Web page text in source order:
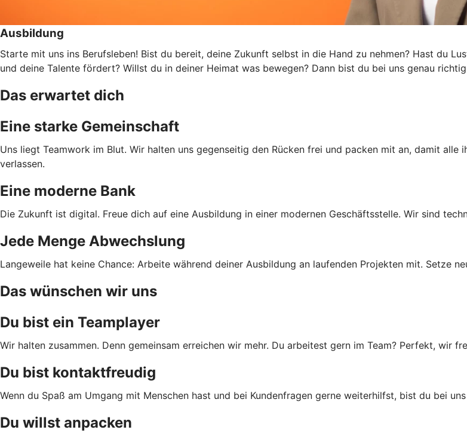
Ausbildung
Starte mit uns ins Berufsleben! Bist du bereit, deine Zukunft selbst in die Hand zu nehmen? Hast du
und deine Talente fördert? Willst du in deiner Heimat was bewegen? Dann bist du bei uns genau
Das erwartet dich
Eine starke Gemeinschaft
Uns liegt Teamwork im Blut. Wir halten uns gegenseitig den Rücken frei und packen mit an, damit
verlassen.
Eine moderne Bank
Die Zukunft ist digital. Freue dich auf eine Ausbildung in einer modernen Geschäftsstelle. Wir sind
Jede Menge Abwechslung
Langeweile hat keine Chance: Arbeite während deiner Ausbildung an laufenden Projekten mit. Setze
Das wünschen wir uns
Du bist ein Teamplayer
Wir halten zusammen. Denn gemeinsam erreichen wir mehr. Du arbeitest gern im Team? Perfekt, wir
Du bist kontaktfreudig
Wenn du Spaß am Umgang mit Menschen hast und bei Kundenfragen gerne weiterhilfst, bist du bei
Du willst anpacken